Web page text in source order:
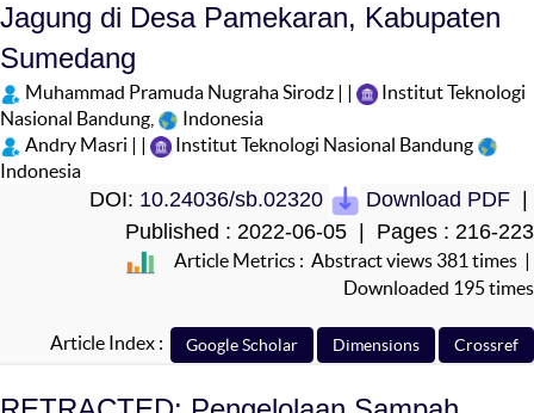
Jagung di Desa Pamekaran, Kabupaten
Sumedang
Muhammad Pramuda Nugraha Sirodz | |
Institut Teknologi
Nasional Bandung,
Indonesia
Andry Masri | |
Institut Teknologi Nasional Bandung
Indonesia
DOI: 10.24036/sb.02320 Download PDF
Published : 2022-06-05 | Pages : 216-223
Article Metrics : Abstract views 381 times |
Downloaded 195 times
Article Index :